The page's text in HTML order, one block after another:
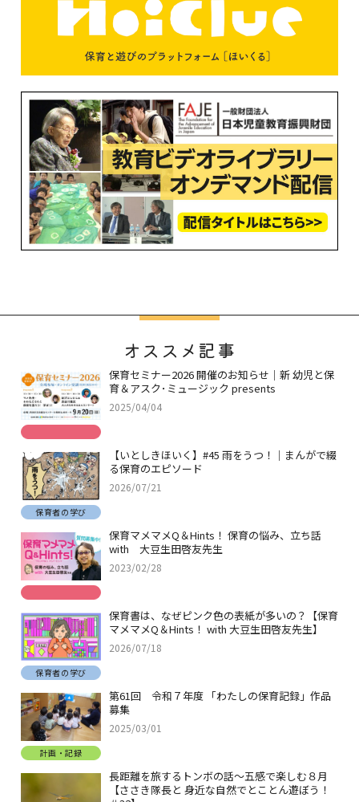
オススメ記事
保育セミナー2026 開催のお知らせ｜新 幼児と保
育＆アスク･ミュージック presents
2025/04/04
【いとしきほいく】#45 雨をうつ！｜まんがで綴
る保育のエピソード
2026/07/21
保育者の学び
保育マメマメQ＆Hints！ 保育の悩み、立ち話
with 大豆生田啓友先生
2023/02/28
保育書は、なぜピンク色の表紙が多いの？【保育
マメマメQ＆Hints！ with 大豆生田啓友先生】
2026/07/18
保育者の学び
第61回 令和７年度 「わたしの保育記録」作品
募集
2025/03/01
計画・記録
長距離を旅するトンボの話～五感で楽しむ８月
【ささき隊長と 身近な自然でとことん遊ぼう！